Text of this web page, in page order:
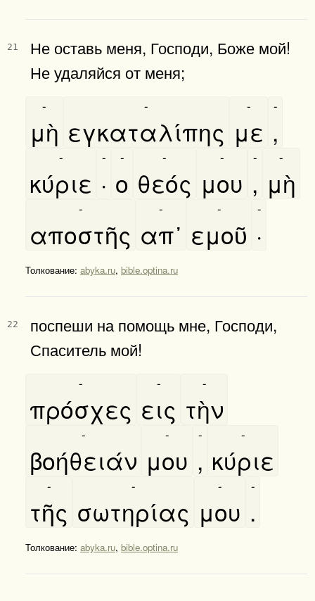
21
Не оставь меня, Господи, Боже мой!
Не удаляйся от меня;
μὴ
-
εγκαταλίπης
-
με
-
,
-
κύριε
-
·
-
ο
-
θεός
-
μου
-
,
-
μὴ
-
αποστῆς
-
απ᾿
-
εμοῦ
-
·
-
Толкование: abyka.ru, bible.optina.ru
22
поспеши на помощь мне, Господи,
Спаситель мой!
πρόσχες
-
εις
-
τὴν
-
βοήθειάν
-
μου
-
,
-
κύριε
-
τῆς
-
σωτηρίας
-
μου
-
.
-
Толкование: abyka.ru, bible.optina.ru